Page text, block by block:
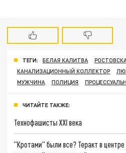
ТЕГИ: БЕЛАЯ КАЛИТВА
КАНАЛИЗАЦИОННЫЙ КОЛЛЕКТОР
МУЖЧИНА
ПОЛИЦИЯ
ЧИТАЙТЕ ТАКЖЕ:
Технофашисты XXI века
"Кротами" были все? Теракт в